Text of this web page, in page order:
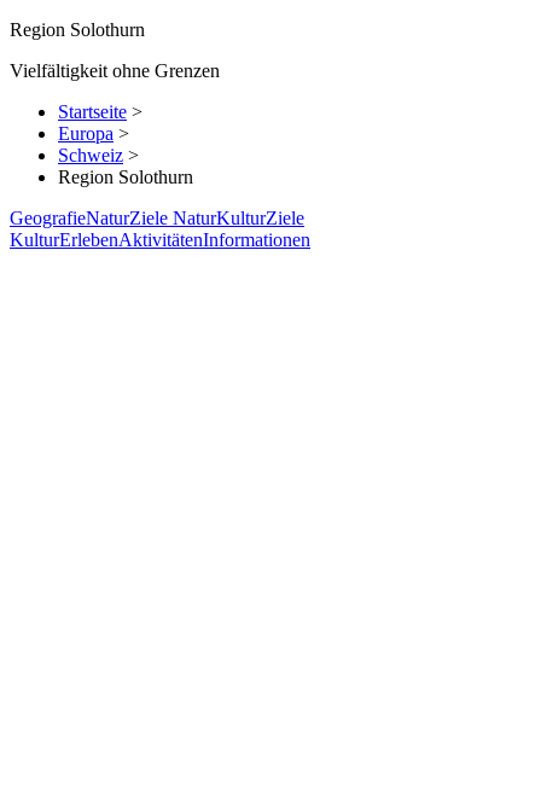
Region Solothurn
Vielfältigkeit ohne Grenzen
Startseite >
Europa >
Schweiz >
Region Solothurn
GeografieNaturZiele NaturKulturZiele
KulturErlebenAktivitätenInformationen